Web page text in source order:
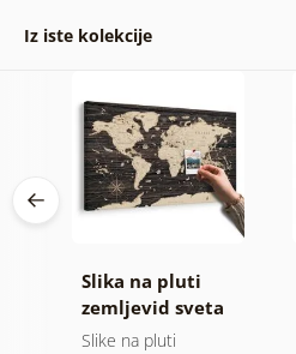
Iz iste kolekcije
Slika na pluti
zemljevid sveta
na lesenem
Slike na pluti